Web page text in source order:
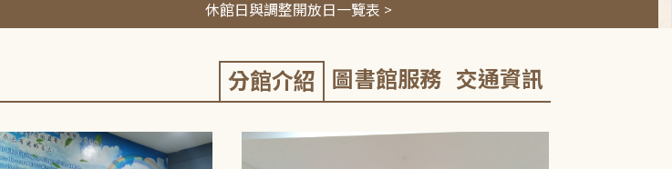
休館日與調整開放日一覽表 >
分館介紹 圖書館服務 交通資訊